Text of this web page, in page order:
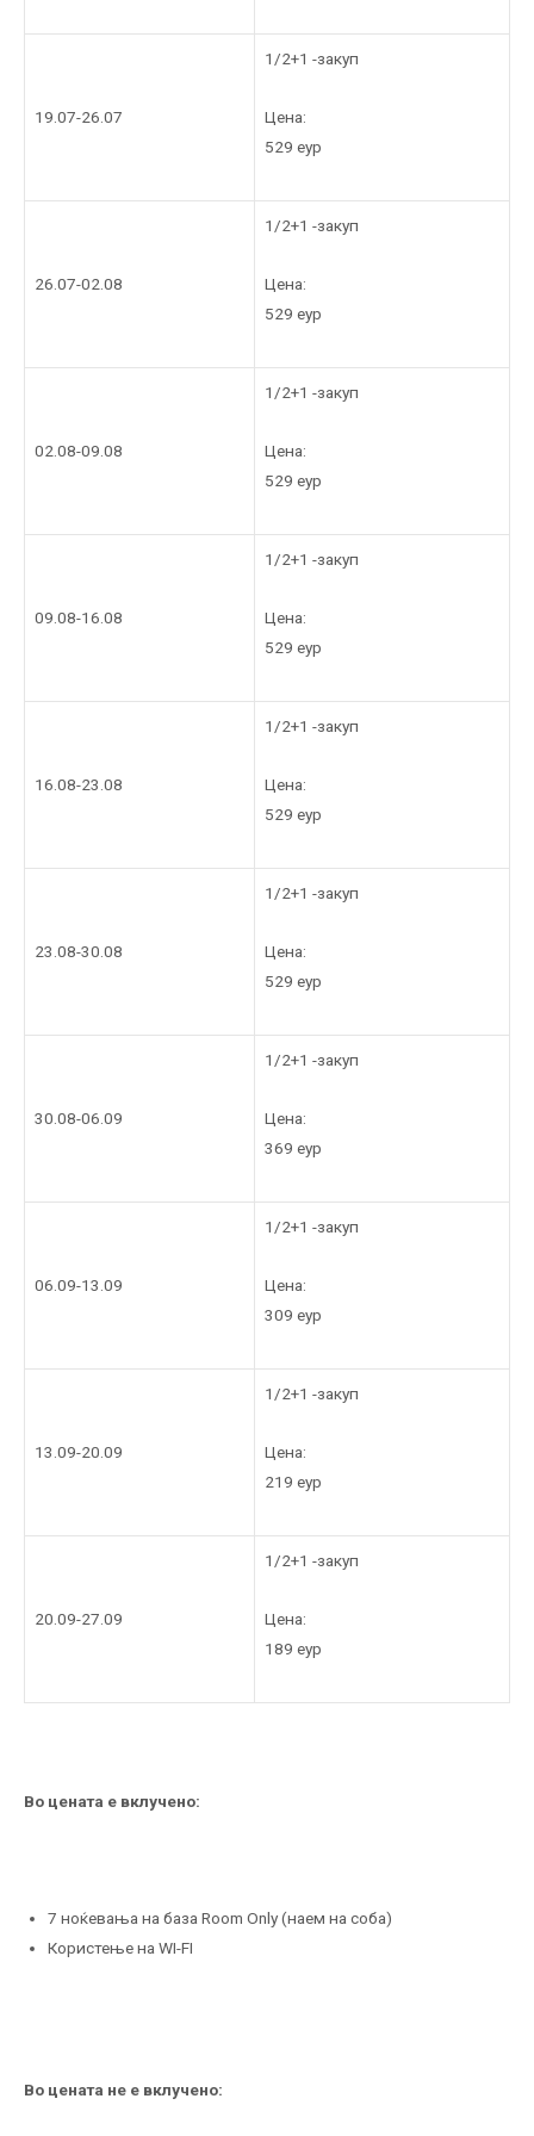
19.07-26.07
1/2+1 -закуп
Цена:
529 еур
26.07-02.08
1/2+1 -закуп
Цена:
529 еур
02.08-09.08
1/2+1 -закуп
Цена:
529 еур
09.08-16.08
1/2+1 -закуп
Цена:
529 еур
16.08-23.08
1/2+1 -закуп
Цена:
529 еур
23.08-30.08
1/2+1 -закуп
Цена:
529 еур
30.08-06.09
1/2+1 -закуп
Цена:
369 еур
06.09-13.09
1/2+1 -закуп
Цена:
309 еур
13.09-20.09
1/2+1 -закуп
Цена:
219 еур
20.09-27.09
1/2+1 -закуп
Цена:
189 еур
Во цената е вклучено:
7 ноќевања на база Room Only (наем на соба)
Користење на WI-FI
Во цената не е вклучено: